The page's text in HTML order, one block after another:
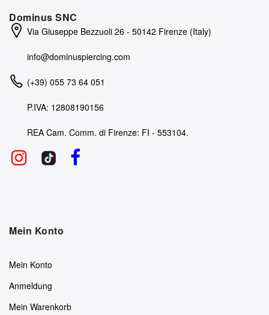
Dominus SNC
Via Giuseppe Bezzuoli 26 - 50142 Firenze (Italy)
info@dominuspiercing.com
(+39) 055 73 64 051
P.IVA: 12808190156
REA Cam. Comm. di Firenze: FI - 553104.
Mein Konto
Mein Konto
Anmeldung
Mein Warenkorb